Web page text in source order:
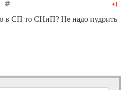
+1
в СП то СНиП? Не надо пудрить